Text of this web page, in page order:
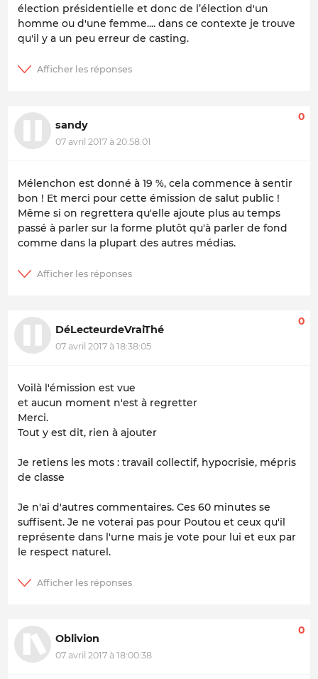
élection présidentielle et donc de l’élection d'un
homme ou d'une femme.... dans ce contexte je trouve
qu'il y a un peu erreur de casting.
sandy
07 avril 2017 à 20:58:01
0
Mélenchon est donné à 19 %, cela commence à sentir
bon ! Et merci pour cette émission de salut public !
Même si on regrettera qu'elle ajoute plus au temps
passé à parler sur la forme plutôt qu'à parler de fond
comme dans la plupart des autres médias.
DéLecteurdeVraiThé
07 avril 2017 à 18:38:05
0
Voilà l'émission est vue
et aucun moment n'est à regretter
Merci.
Tout y est dit, rien à ajouter
Je retiens les mots : travail collectif, hypocrisie, mépris
de classe
Je n'ai d'autres commentaires. Ces 60 minutes se
suffisent. Je ne voterai pas pour Poutou et ceux qu'il
représente dans l'urne mais je vote pour lui et eux par
le respect naturel.
Oblivion
07 avril 2017 à 18:00:38
0